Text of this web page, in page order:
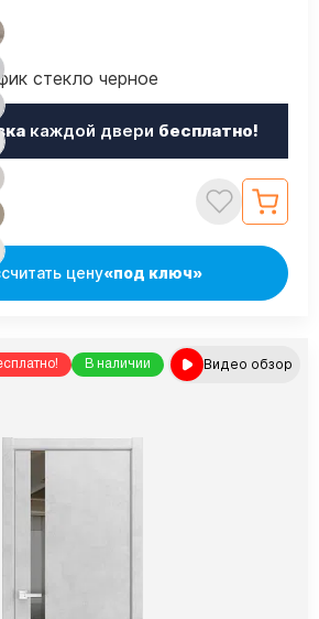
стекло черное
каждой двери бесплатно!
цену«под ключ»
В наличии Видео обзор